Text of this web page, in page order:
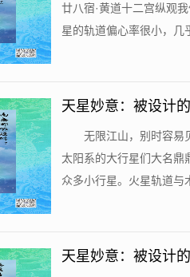
廿八宿·黄道十二宫纵观
星的轨道偏心率很小，
天星妙意：被设计
无限江山，别时容易
太阳系的大行星们大名鼎
众多小行星。火星轨道
天星妙意：被设计